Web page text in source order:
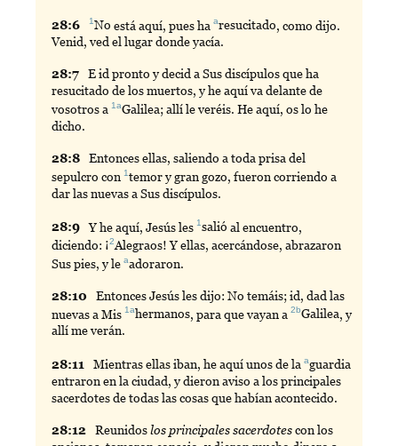
28:6 1No está aquí, pues haaresucitado, como dijo.
Venid, ved el lugar donde yacía.
28:7 Eid pronto y decid a Sus discípulos que ha
resucitado de los muertos, y he aquí va delante de
vosotros a1aGalilea; allí le veréis. He aquí, os lo he
dicho.
28:8 Entoncesellas, saliendo a toda prisa del
sepulcro con1temory gran gozo, fueron corriendo a
dar las nuevas a Sus discípulos.
28:9 Yhe aquí, Jesús les1salió al encuentro,
diciendo: ¡2Alegraos! Y ellas, acercándose, abrazaron
Sus pies, y leaadoraron.
28:10 EntoncesJesús les dijo: No temáis; id, dad las
nuevas a Mis1ahermanos , para que vayan a2bGalilea , y
allí me verán.
28:11 Mientrasellas iban, he aquí unos de laaguardia
entraron en la ciudad, y dieron aviso a los principales
sacerdotes de todas las cosas que habían acontecido.
28:12 Reunidoslos principales sacerdotescon los